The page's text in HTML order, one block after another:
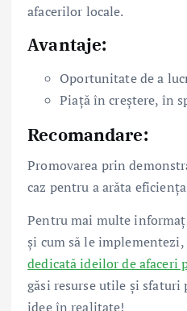
afacerilor locale.
Avantaje:
Oportunitate de a
Piață în creștere, în
Recomandare:
Promovarea prin
caz pentru a arăta
Pentru mai multe
și cum să le
dedicată ideilor de afaceri
găsi resurse utile și
idee în realitate!